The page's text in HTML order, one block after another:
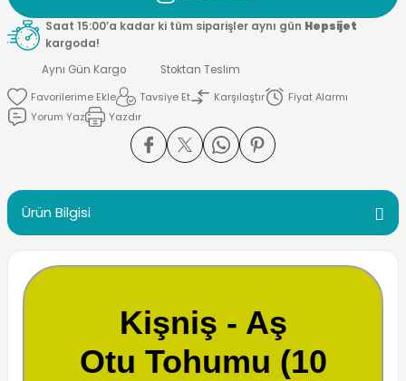
Saat 15:00’a kadar ki tüm siparişler aynı gün Hepsijet
kargoda!
Aynı Gün Kargo
Stoktan Teslim
Tavsiye Et
Karşılaştır
Fiyat Alarmı
Yorum Yaz
Yazdır
Ürün Bilgisi
Kişniş - Aş
Otu Tohumu (10